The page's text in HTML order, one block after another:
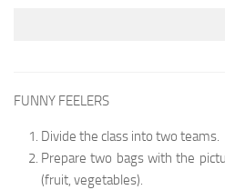
FUNNY FEELERS
Divide the class into two teams.
Prepare two bags with the
(fruit, vegetables).